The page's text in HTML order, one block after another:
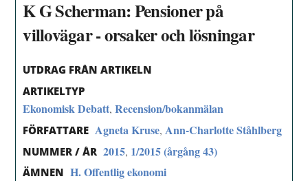
K G Scherman: Pensioner på
villovägar - orsaker och lösningar
UTDRAG FRÅN ARTIKELN
ARTIKELTYP
Ekonomisk Debatt,Recension/bokanmälan
FÖRFATTARE Agneta Kruse, Ann-Charlotte Ståhlberg
NUMMER / ÅR 2015, 1/2015 (årgång 43)
ÄMNEN H. Offentlig ekonomi